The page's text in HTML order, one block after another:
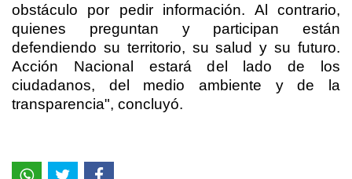
obstáculo por pedir información. Al contrario,
quienes preguntan y participan están
defendiendo su territorio, su salud y su futuro.
Acción Nacional estará del lado de los
ciudadanos, del medio ambiente y de la
transparencia", concluyó.